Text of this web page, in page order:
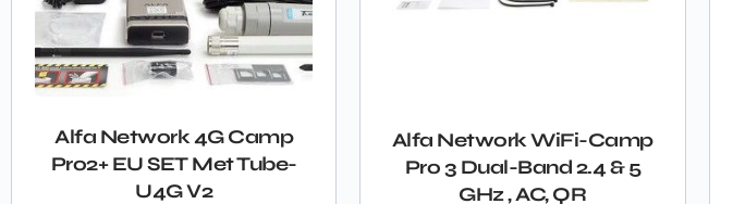
Alfa Network 4G Camp
Pro2+ EU SET Met Tube-
U4G V2
Alfa Network WiFi-Camp
Pro 3 Dual-Band 2.4 & 5
GHz , AC, QR